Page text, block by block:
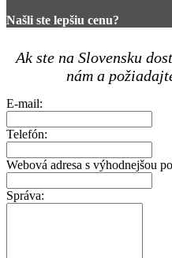
Našli ste lepšiu cenu?
Ak ste na Slovensku
nám a
E-mail:
Telefón:
Webová adresa s výhodnejšou
Správa: